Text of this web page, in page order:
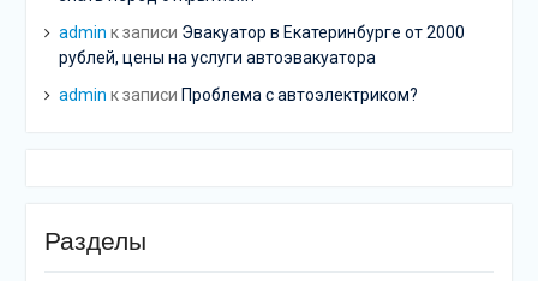
admin к записи Эвакуатор в Екатеринбурге от 2000
рублей, цены на услуги автоэвакуатора
admin к записи Проблема с автоэлектриком?
Разделы